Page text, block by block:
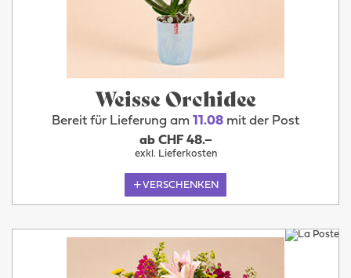
Weisse Orchidee
Bereit für Lieferung am 11.08 mit der Post
ab CHF 48.–
exkl. Lieferkosten
VERSCHENKEN